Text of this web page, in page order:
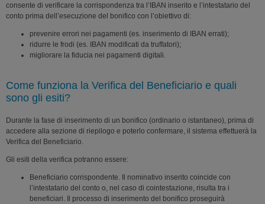
consente di verificare la corrispondenza tra l’IBAN inserito e l’intestatario del
conto prima dell’esecuzione del bonifico con l’obiettivo di:
prevenire errori nei pagamenti (es. inserimento di IBAN errati);
ridurre le frodi (es. IBAN modificati da truffatori);
migliorare la fiducia nei pagamenti digitali.
Come funziona la Verifica del Beneficiario e quali
sono gli esiti?
Durante la fase di inserimento di un bonifico (ordinario o istantaneo), prima di
accedere alla sezione di riepilogo e poterlo confermare, il sistema effettuerà la
Verifica del Beneficiario.
Gli esiti della verifica potranno essere:
Beneficiario corrispondente. Il nominativo inserito coincide con
l’intestatario del conto o, nel caso di cointestazione, risulta tra i
beneficiari. Il processo di inserimento del bonifico proseguirà